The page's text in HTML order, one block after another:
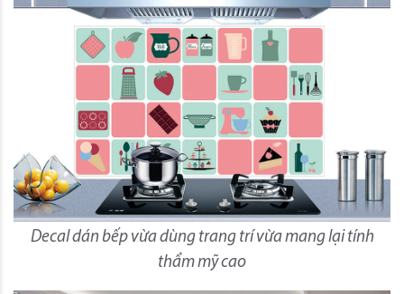
Decal dán bếp vừa dùng trang trí vừa mang lại tính
thẩm mỹ cao